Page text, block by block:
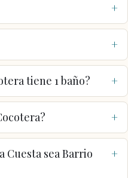
tiene 1 baño?
Cuesta sea Barrio